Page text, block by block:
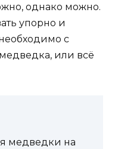
однако можно.
упорно и
с
или всё
медведки на